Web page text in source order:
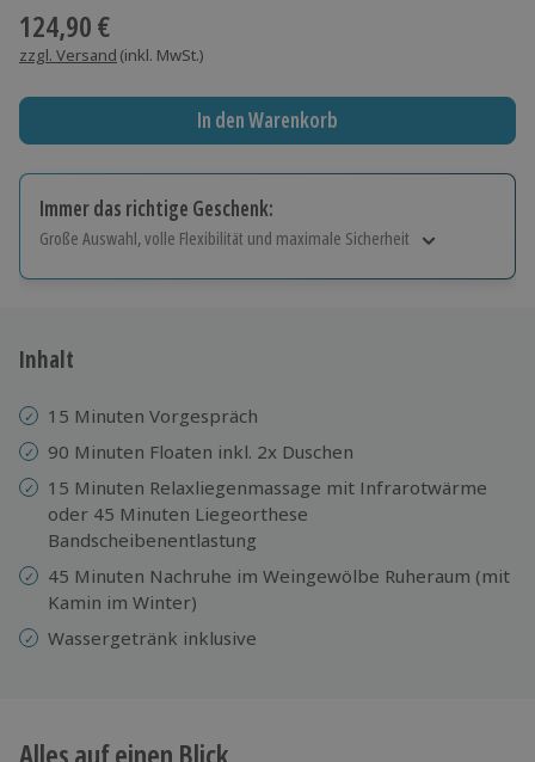
124,90 €
zzgl. Versand (inkl. MwSt.)
In den Warenkorb
Immer das richtige Geschenk:
Große Auswahl, volle Flexibilität und maximale Sicherheit
Jeder Gutschein für alle Erlebnisse einlösbar.
Inhalt
15 Minuten Vorgespräch
90 Minuten Floaten inkl. 2x Duschen
15 Minuten Relaxliegenmassage mit Infrarotwärme
oder 45 Minuten Liegeorthese
Bandscheibenentlastung
45 Minuten Nachruhe im Weingewölbe Ruheraum (mit
Kamin im Winter)
Wassergetränk inklusive